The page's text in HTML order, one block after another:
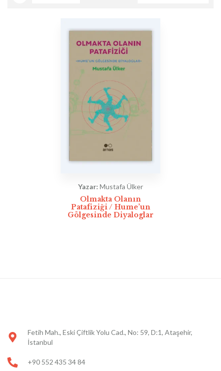
Yazar: Mustafa Ülker
Olmakta Olanın
Patafiziği / Hume’un
Gölgesinde Diyaloglar
Fetih Mah., Eski Çiftlik Yolu Cad., No: 59, D:1, Ataşehir,
İstanbul
+90 552 435 34 84